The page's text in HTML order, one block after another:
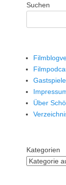
Suchen
Gastspiele
Über
Kategorien